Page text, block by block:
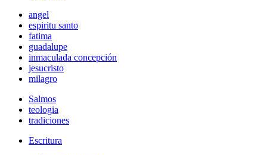
angel
espiritu santo
fatima
guadalupe
inmaculada concepción
jesucristo
milagro
Salmos
teologia
tradiciones
Escritura